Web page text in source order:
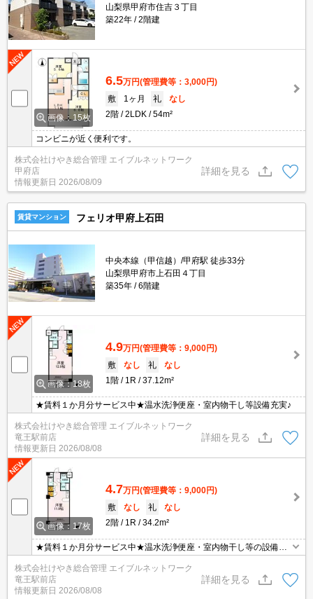
山梨県甲府市住吉３丁目
築22年
2階建
画像：15枚
6.5万円(管理費等：3,000円)
敷
1ヶ月 礼
なし
2階
2LDK 54m²
コンビニが近く便利です。
株式会社けやき総合管理 エイブルネットワーク
甲府店
情報更新日 2026/08/09
詳細を見る
賃貸マンション フェリオ甲府上石田
中央本線（甲信越）/甲府駅 徒歩33分
山梨県甲府市上石田４丁目
築35年
6階建
画像：18枚
4.9万円(管理費等：9,000円)
敷
なし 礼
なし
1階
1R 37.12m²
★賃料１か月分サービス中★温水洗浄便座・室内物干し等設備充実♪
株式会社けやき総合管理 エイブルネットワーク
竜王駅前店
情報更新日 2026/08/08
詳細を見る
画像：17枚
4.7万円(管理費等：9,000円)
敷
なし 礼
なし
2階
1R 34.2m²
★賃料１か月分サービス中★温水洗浄便座・室内物干し等の設備を
備えたマンション♪
株式会社けやき総合管理 エイブルネットワーク
竜王駅前店
情報更新日 2026/08/08
詳細を見る